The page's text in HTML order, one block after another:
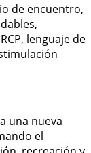
de encuentro,
lenguaje de
una nueva
el